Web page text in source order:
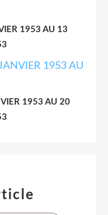
1953 AU 13
1953 AU 20